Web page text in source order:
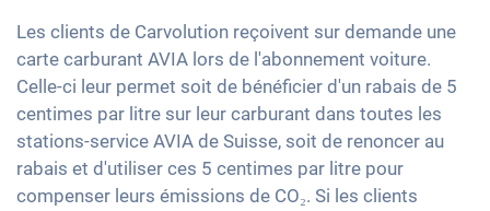
Les clients de Carvolution reçoivent sur demande une
carte carburant AVIA lors de l'abonnement voiture.
Celle-ci leur permet soit de bénéficier d'un rabais de 5
centimes par litre sur leur carburant dans toutes les
stations-service AVIA de Suisse, soit de renoncer au
rabais et d'utiliser ces 5 centimes par litre pour
compenser leurs émissions de CO₂. Si les clients